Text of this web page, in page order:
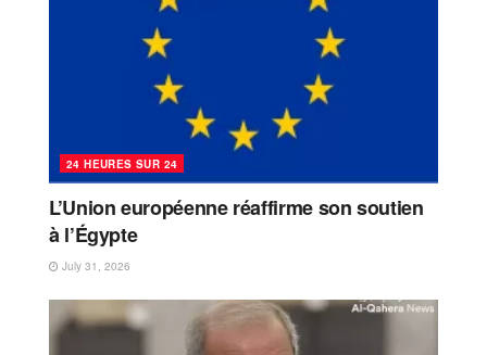
24 HEURES SUR 24
L’Union européenne réaffirme son soutien
à l’Égypte
July 31, 2026